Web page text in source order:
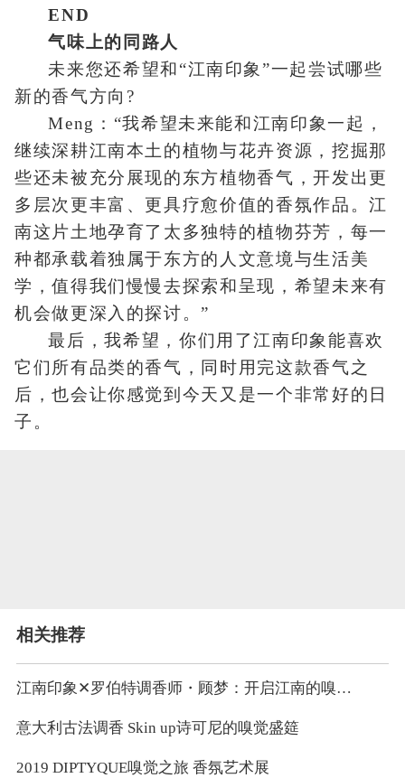
END
气味上的同路人
未来您还希望和“江南印象”一起尝试哪些
新的香气方向?
Meng：“我希望未来能和江南印象一起，
继续深耕江南本土的植物与花卉资源，挖掘那
些还未被充分展现的东方植物香气，开发出更
多层次更丰富、更具疗愈价值的香氛作品。江
南这片土地孕育了太多独特的植物芬芳，每一
种都承载着独属于东方的人文意境与生活美
学，值得我们慢慢去探索和呈现，希望未来有
机会做更深入的探讨。”
最后，我希望，你们用了江南印象能喜欢
它们所有品类的香气，同时用完这款香气之
后，也会让你感觉到今天又是一个非常好的日
子。
相关推荐
江南印象✕罗伯特调香师・顾梦：开启江南的嗅觉之旅
意大利古法调香 Skin up诗可尼的嗅觉盛筵
2019 DIPTYQUE嗅觉之旅 香氛艺术展